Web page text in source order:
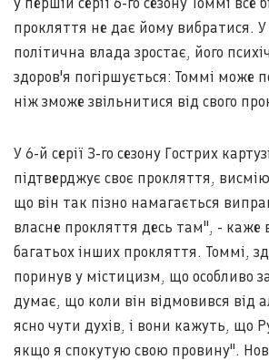
прокляття не дає йому вибратися. У
політична влада зростає, його
здоров'я погіршується: Томмі може
ніж зможе звільнитися від свого
У 6-й серії 3-го сезону Гострих
підтверджує своє прокляття,
що він так пізно намагається
власне прокляття десь там", - каже
багатьох інших прокляття. Томмі,
поринув у містицизм, що особливо
думає, що коли він відмовився від
ясно чути духів, і вони кажуть, що
якщо я спокутую свою провину".